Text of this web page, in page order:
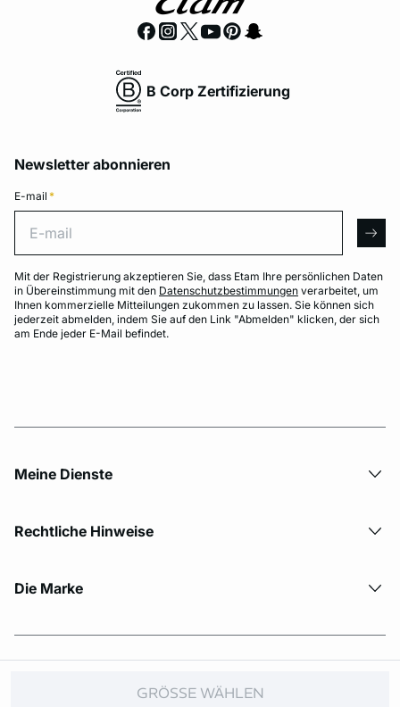
GRÖSSE WÄHLEN
B Corp Zertifizierung
Newsletter abonnieren
E-mail *
Mit der Registrierung akzeptieren Sie, dass Etam Ihre persönlichen Daten
in Übereinstimmung mit den Datenschutzbestimmungen verarbeitet, um
Ihnen kommerzielle Mitteilungen zukommen zu lassen. Sie können sich
jederzeit abmelden, indem Sie auf den Link "Abmelden" klicken, der sich
am Ende jeder E-Mail befindet.
Meine Dienste
Rechtliche Hinweise
Die Marke